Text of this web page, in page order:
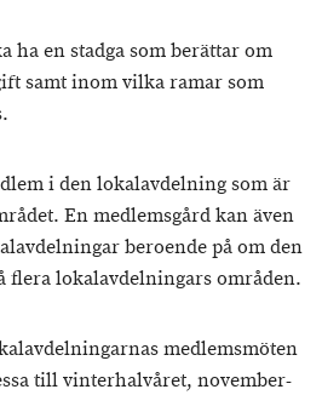
ha en stadga som berättar om
samt inom vilka ramar som
i den lokalavdelning som är
En medlemsgård kan även
beroende på om den
flera lokalavdelningars områden.
medlemsmöten
till vinterhalvåret, november-